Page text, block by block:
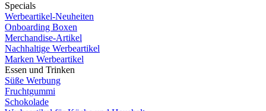
Specials
Werbeartikel-Neuheiten
Onboarding Boxen
Merchandise-Artikel
Nachhaltige Werbeartikel
Marken Werbeartikel
Essen und Trinken
Süße Werbung
Fruchtgummi
Schokolade